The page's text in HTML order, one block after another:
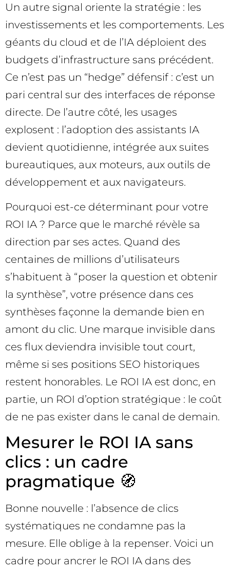
Un autre signal oriente la stratégie : les
investissements et les comportements. Les
géants du cloud et de l’IA déploient des
budgets d’infrastructure sans précédent.
Ce n’est pas un “hedge” défensif : c’est un
pari central sur des interfaces de réponse
directe. De l’autre côté, les usages
explosent : l’adoption des assistants IA
devient quotidienne, intégrée aux suites
bureautiques, aux moteurs, aux outils de
développement et aux navigateurs.
Pourquoi est-ce déterminant pour votre
ROI IA ? Parce que le marché révèle sa
direction par ses actes. Quand des
centaines de millions d’utilisateurs
s’habituent à “poser la question et obtenir
la synthèse”, votre présence dans ces
synthèses façonne la demande bien en
amont du clic. Une marque invisible dans
ces flux deviendra invisible tout court,
même si ses positions SEO historiques
restent honorables. Le ROI IA est donc, en
partie, un ROI d’option stratégique : le coût
de ne pas exister dans le canal de demain.
Mesurer le ROI IA sans
clics : un cadre
pragmatique 🧭
Bonne nouvelle : l’absence de clics
systématiques ne condamne pas la
mesure. Elle oblige à la repenser. Voici un
cadre pour ancrer le ROI IA dans des